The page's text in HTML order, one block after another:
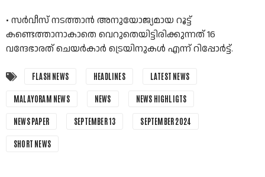
• സർവീസ് നടത്താൻ അനുയോജ്യമായ റൂട്ട്
കണ്ടെത്താനാകാതെ വെറുതെയിട്ടിരിക്കുന്നത് 16
വന്ദേഭാരത് ചെയർകാർ ട്രെയിനുകൾ എന്ന് റിപ്പോർട്ട്.
FLASH NEWS HEADLINES LATEST NEWS
MALAYORAM NEWS NEWS NEWS HIGHLIGTS
NEWS PAPER SEPTEMBER 13 SEPTEMBER 2024
SHORT NEWS